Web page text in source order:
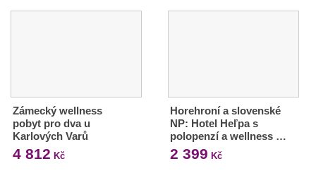
Zámecký wellness
pobyt pro dva u
Karlových Varů
4 812 Kč
Horehroní a slovenské
NP: Hotel Heľpa s
polopenzí a wellness …
2 399 Kč